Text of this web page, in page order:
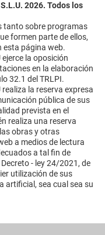
2026. Todos los
tanto sobre programas
formen parte de ellos,
esta página web.
la oposición
en la elaboración
32.1 del TRLPI.
la reserva expresa
pública de sus
prevista en el
realiza una reserva
obras y otras
a medios de lectura
a tal fin de
- ley 24/2021, de
utilización de sus
artificial, sea cual sea su